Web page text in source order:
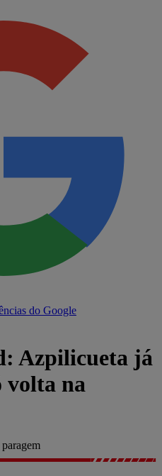
do Google
Azpilicueta já
volta na